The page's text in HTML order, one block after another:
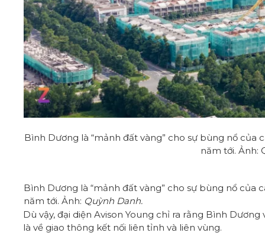
Bình Dương là “mảnh đất vàng” cho sự bùng nổ
năm tới. Ảnh:
Bình Dương là “mảnh đất vàng” cho sự bùng nổ
năm tới. Ảnh: Quỳnh Danh.
Dù vậy, đại diện Avison Young chỉ ra rằng Bình
là về giao thông kết nối liên tỉnh và liên vùng.